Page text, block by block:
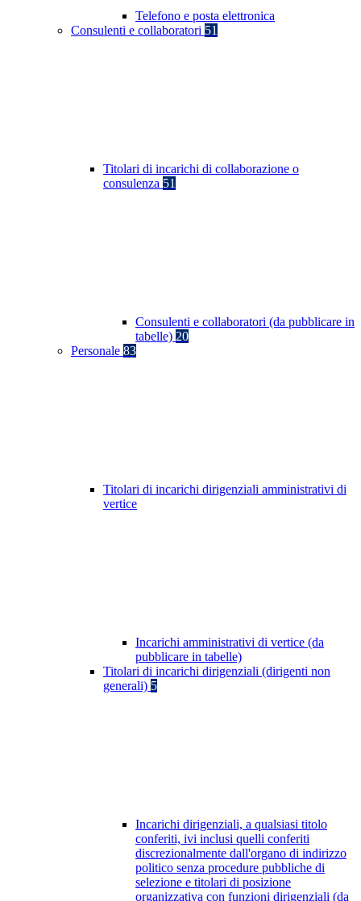
Telefono e posta elettronica
Consulenti e collaboratori 51
Titolari di incarichi di collaborazione o
consulenza 51
Consulenti e collaboratori (da pubblicare in
tabelle) 20
Personale 83
Titolari di incarichi dirigenziali amministrativi di
vertice
Incarichi amministrativi di vertice (da
pubblicare in tabelle)
Titolari di incarichi dirigenziali (dirigenti non
generali) 5
Incarichi dirigenziali, a qualsiasi titolo
conferiti, ivi inclusi quelli conferiti
discrezionalmente dall'organo di indirizzo
politico senza procedure pubbliche di
selezione e titolari di posizione
organizzativa con funzioni dirigenziali (da